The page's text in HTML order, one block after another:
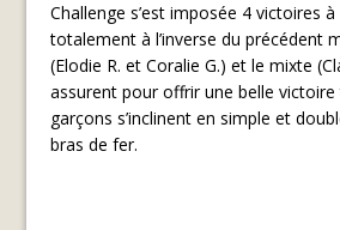
Challenge s’est imposée 4 victoires
totalement à l’inverse du précédent
(Elodie R. et Coralie G.) et le mixte
assurent pour offrir une belle victoire
garçons s’inclinent en simple et
bras de fer.